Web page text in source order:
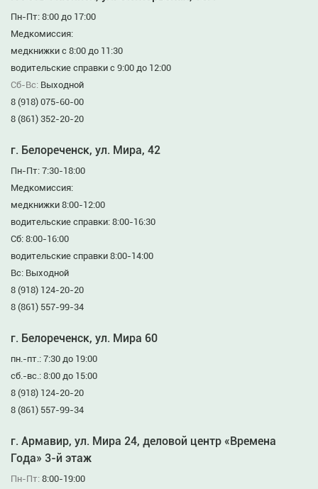
Пн-Пт: 8:00 до 17:00
Медкомиссия:
медкнижки с 8:00 до 11:30
водительские справки с 9:00 до 12:00
Сб-Вс: Выходной
8 (918) 075-60-00
8 (861) 352-20-20
г. Белореченск, ул. Мира, 42
Пн-Пт: 7:30-18:00
Медкомиссия:
медкнижки 8:00-12:00
водительские справки: 8:00-16:30
Сб: 8:00-16:00
водительские справки 8:00-14:00
Вс: Выходной
8 (918) 124-20-20
8 (861) 557-99-34
г. Белореченск, ул. Мира 60
пн.-пт.: 7:30 до 19:00
сб.-вс.: 8:00 до 15:00
8 (918) 124-20-20
8 (861) 557-99-34
г. Армавир, ул. Мира 24, деловой центр «Времена
Года» 3-й этаж
Пн-Пт: 8:00-19:00